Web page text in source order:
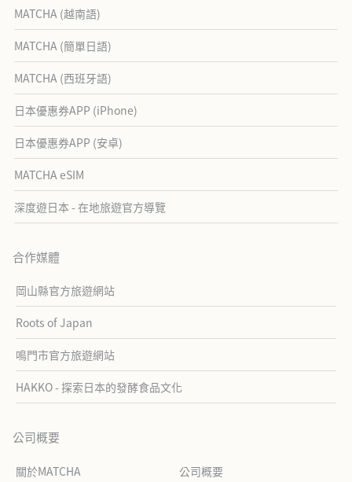
MATCHA (越南語)
MATCHA (簡單日語)
MATCHA (西班牙語)
日本優惠券APP (iPhone)
日本優惠券APP (安卓)
MATCHA eSIM
深度遊日本 - 在地旅遊官方導覽
合作媒體
岡山縣官方旅遊網站
Roots of Japan
鳴門市官方旅遊網站
HAKKO - 探索日本的發酵食品文化
公司概要
關於MATCHA 公司概要